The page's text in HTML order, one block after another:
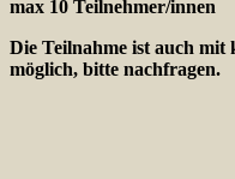
max 10 Teilnehmer/innen
Die Teilnahme ist auch
möglich, bitte nachfragen.